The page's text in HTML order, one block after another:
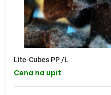
Lite-Cubes PP /L
Cena na upit